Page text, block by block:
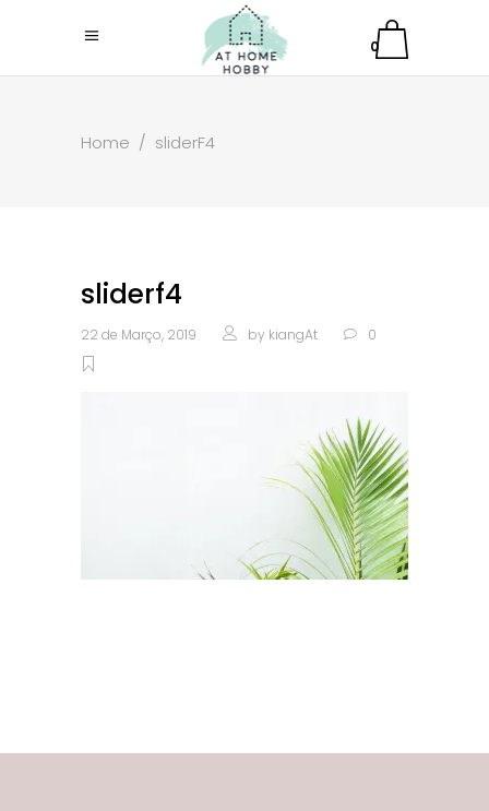
0
Home / sliderF4
sliderf4
22 de Março, 2019 by kiangAt 0